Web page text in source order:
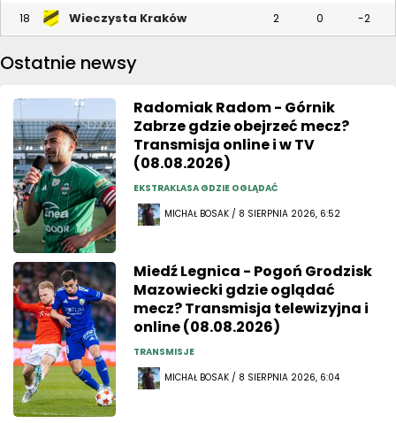
18 Wieczysta Kraków 2 0 -2
Ostatnie newsy
Radomiak Radom - Górnik
Zabrze gdzie obejrzeć mecz?
Transmisja online i w TV
(08.08.2026)
EKSTRAKLASA GDZIE OGLĄDAĆ
MICHAŁ BOSAK / 8 SIERPNIA 2026, 6:52
Miedź Legnica - Pogoń Grodzisk
Mazowiecki gdzie oglądać
mecz? Transmisja telewizyjna i
online (08.08.2026)
TRANSMISJE
MICHAŁ BOSAK / 8 SIERPNIA 2026, 6:04